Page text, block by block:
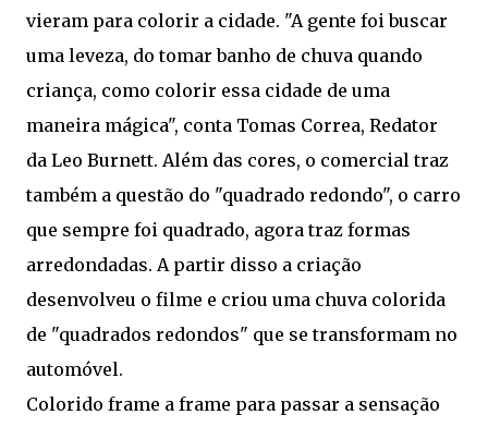
vieram para colorir a cidade. "A gente foi buscar
uma leveza, do tomar banho de chuva quando
criança, como colorir essa cidade de uma
maneira mágica", conta Tomas Correa, Redator
da Leo Burnett. Além das cores, o comercial traz
também a questão do "quadrado redondo", o carro
que sempre foi quadrado, agora traz formas
arredondadas. A partir disso a criação
desenvolveu o filme e criou uma chuva colorida
de "quadrados redondos" que se transformam no
automóvel.
Colorido frame a frame para passar a sensação